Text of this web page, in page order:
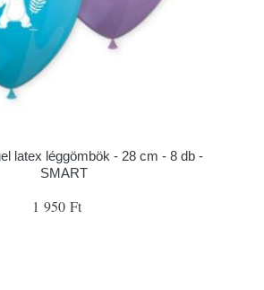
latex léggömbök - 28 cm - 8 db -
SMART
1 950 Ft